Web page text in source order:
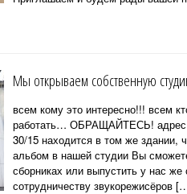
Мы открываем собственную
всем кому это интересно!!! всем
работать… ОБРАЩАЙТЕСЬ!
30/15 находится в том же
альбом в нашей студии Вы
сборниках или выпустить у нас
сотрудничеству звукорежисёров